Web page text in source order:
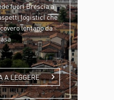
fuori Brescia a
logistici che
lontano da
A LEGGERE